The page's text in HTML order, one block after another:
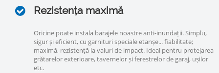
Rezistența maximă
Oricine poate instala barajele noastre anti-inundații. Simplu,
sigur și eficient, cu garnituri speciale etanșe... fiabilitate;
maximă, rezistență la valuri de impact. Ideal pentru protejarea
grătarelor exterioare, tavernelor și ferestrelor de garaj, ușilor
etc.